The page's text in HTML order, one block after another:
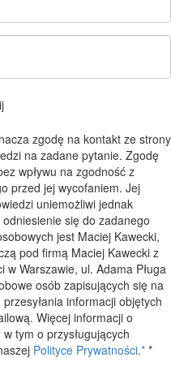
zgodę na kontakt ze strony
na zadane pytanie. Zgodę
wpływu na zgodność z
przed jej wycofaniem. Jej
uniemożliwi jednak
się do zadanego
jest Maciej Kawecki,
pod firmą Maciej Kawecki z
w Warszawie, ul. Adama Pługa
osób zapisujących się na
informacji objętych
Więcej informacji o
tym o przysługujących
Polityce Prywatności.* *